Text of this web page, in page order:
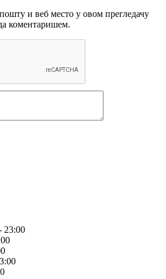
и веб место у овом прегледачу
коментаришем.
23:00